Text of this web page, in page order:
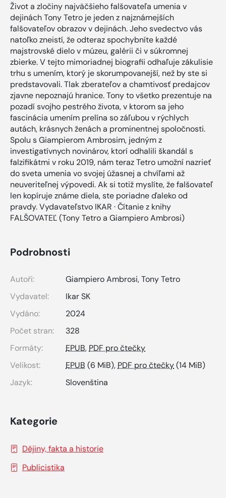
Život a zločiny najväčšieho falšovateľa umenia v
dejinách Tony Tetro je jeden z najznámejších
falšovateľov obrazov v dejinách. Jeho svedectvo vás
natoľko zneistí, že odteraz spochybníte každé
majstrovské dielo v múzeu, galérii či v súkromnej
zbierke. V tejto mimoriadnej biografii odhaľuje zákulisie
trhu s umením, ktorý je skorumpovanejší, než by ste si
predstavovali. Tlak zberateľov a chamtivosť predajcov
zjavne nepoznajú hranice. Tony to všetko prezentuje na
pozadí svojho pestrého života, v ktorom sa jeho
fascinácia umením prelína so záľubou v rýchlych
autách, krásnych ženách a prominentnej spoločnosti.
Spolu s Giampierom Ambrosim, jedným z
investigatívnych novinárov, ktorí odhalili škandál s
falzifikátmi v roku 2019, nám teraz Tetro umožní nazrieť
do sveta umenia vo svojej úžasnej a chvíľami až
neuveriteľnej výpovedi. Ak si totiž myslíte, že falšovateľ
len kopíruje známe diela, ste poriadne ďaleko od
pravdy. Vydavateľstvo IKAR · Čítanie z knihy
FALŠOVATEĽ (Tony Tetro a Giampiero Ambrosi)
Podrobnosti
Autoři:
Giampiero Ambrosi, Tony Tetro
Vydavatel:
Ikar SK
Vydáno:
2024
Počet stran:
328
Formáty:
EPUB, PDF pro čtečky
Velikost:
EPUB (6 MiB), PDF pro čtečky(14 MiB)
Jazyk:
Slovenština
Kategorie
Dějiny, fakta a historie
Publicistika